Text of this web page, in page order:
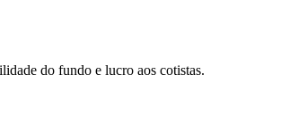
do fundo e lucro aos cotistas.